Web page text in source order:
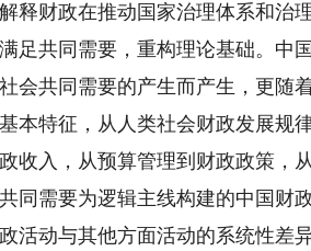
释财政在推动国家治理体系和治
共同需要，重构理论基础。中国
会共同需要的产生而产生，更随
本特征，从人类社会财政发展规
收入，从预算管理到财政政策，
同需要为逻辑主线构建的中国财
活动与其他方面活动的系统性差